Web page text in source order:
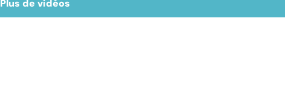
Plus de vidéos